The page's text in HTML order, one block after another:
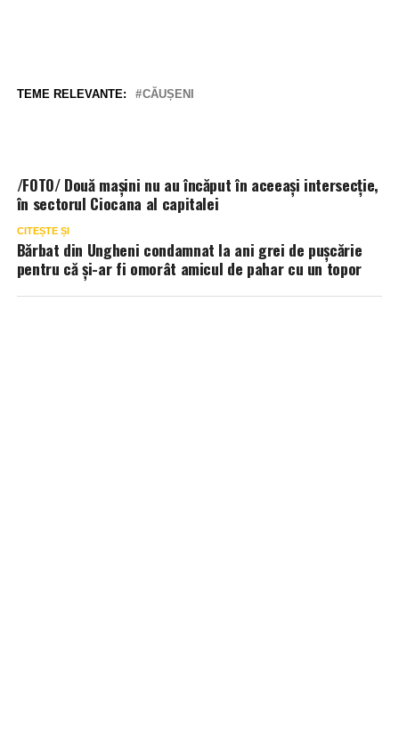
TEME RELEVANTE: CĂUȘENI
/FOTO/ Două mașini nu au încăput în aceeași intersecție,
în sectorul Ciocana al capitalei
CITEȘTE ȘI
Bărbat din Ungheni condamnat la ani grei de pușcărie
pentru că și-ar fi omorât amicul de pahar cu un topor